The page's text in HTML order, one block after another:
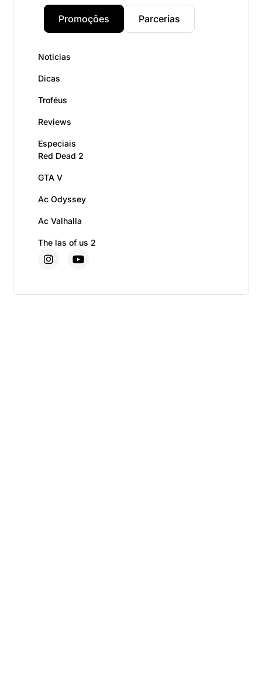
Promoções Parcerias
Noticias
Dicas
Troféus
Reviews
Especiais
Red Dead 2
GTA V
Ac Odyssey
Ac Valhalla
The las of us 2